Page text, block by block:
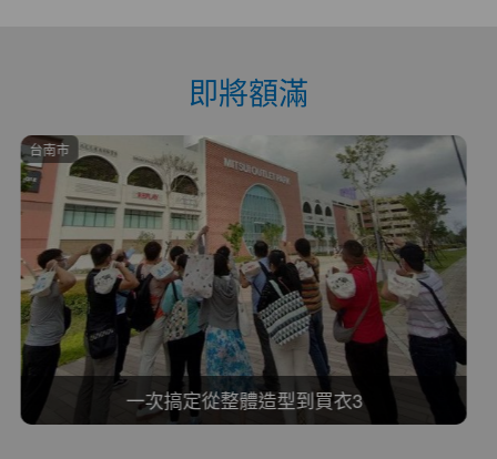
即將額滿
雕塑體態拳是為你8之8
台南市